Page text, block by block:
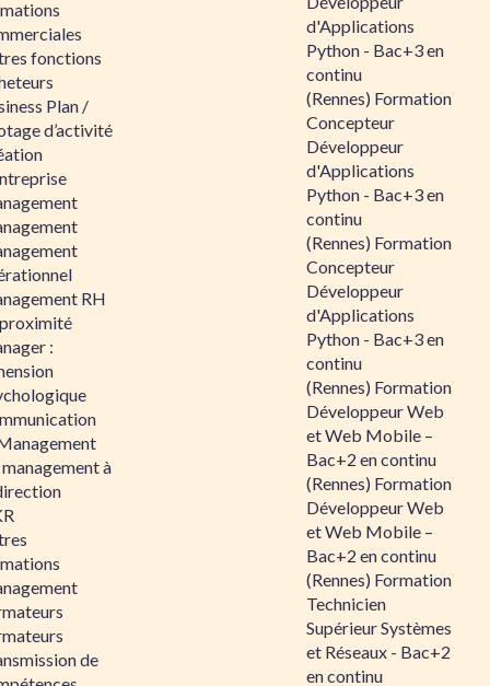
fonctions
Plan /
d’activité
RH
:
à
de
d'Applications
Python - Bac+3 en
continu
(Rennes) Formation
Concepteur
Développeur
d'Applications
Python - Bac+3 en
continu
(Rennes) Formation
Concepteur
Développeur
d'Applications
Python - Bac+3 en
continu
(Rennes) Formation
Développeur Web
et Web Mobile –
Bac+2 en continu
(Rennes) Formation
Développeur Web
et Web Mobile –
Bac+2 en continu
(Rennes) Formation
Technicien
Supérieur Systèmes
et Réseaux - Bac+2
en continu